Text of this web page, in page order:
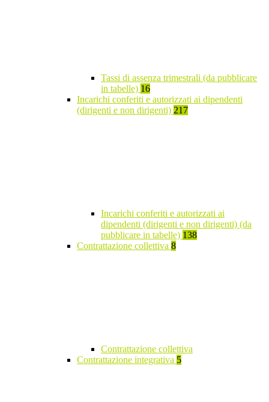
Tassi di assenza trimestrali (da pubblicare
in tabelle) 16
Incarichi conferiti e autorizzati ai dipendenti
(dirigenti e non dirigenti) 217
Incarichi conferiti e autorizzati ai
dipendenti (dirigenti e non dirigenti) (da
pubblicare in tabelle) 138
Contrattazione collettiva 8
Contrattazione collettiva
Contrattazione integrativa 5